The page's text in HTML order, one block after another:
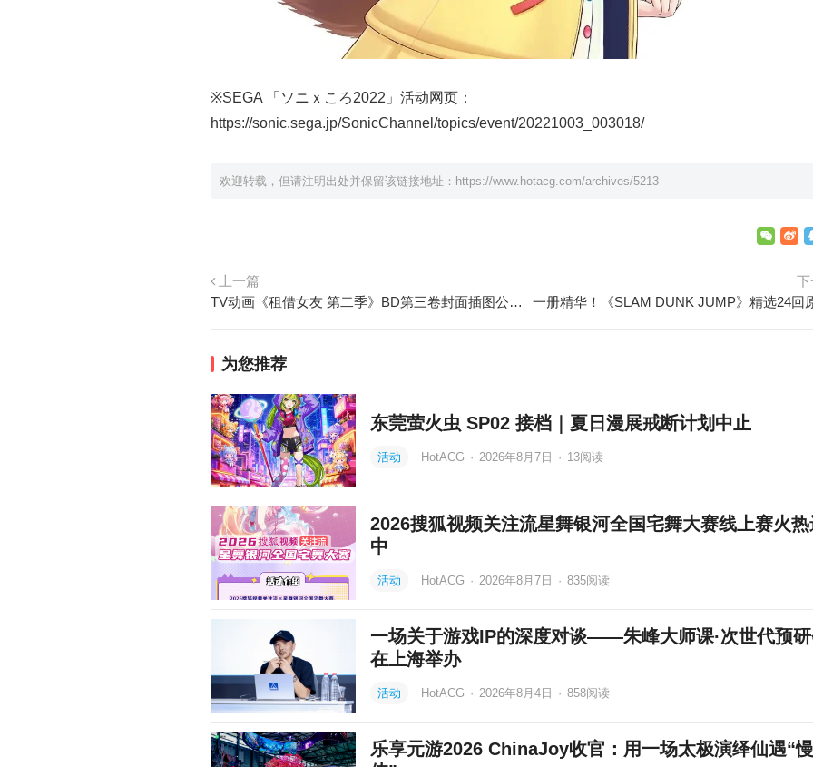
※SEGA 「ソニｘころ2022」活动网页：
https://sonic.sega.jp/SonicChannel/topics/event/20221003_003018/
欢迎转载，但请注明出处并保留该链接地址： https://www.hotacg.com/archives/5213
上一篇
TV动画《租借女友 第二季》BD第三卷封面插图公开，12月21日发售
下
为您推荐
东莞萤火虫 SP02 接档｜夏日漫展戒断计划中止
活动 HotACG · 2026年8月7日 · 13阅读
2026搜狐视频关注流星舞银河全国宅舞大赛线上赛火
中
活动 HotACG · 2026年8月7日 · 835阅读
一场关于游戏IP的深度对谈——朱峰大师课·次世代预
在上海举办
活动 HotACG · 2026年8月4日 · 858阅读
乐享元游2026 ChinaJoy收官：用一场太极演绎仙遇“